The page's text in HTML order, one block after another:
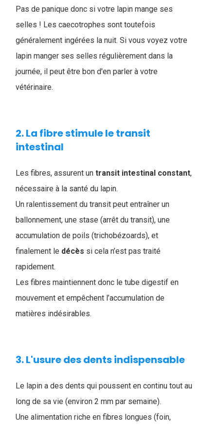
Pas de panique donc si votre lapin mange ses
selles ! Les caecotrophes sont toutefois
généralement ingérées la nuit. Si vous voyez votre
lapin manger ses selles régulièrement dans la
journée, il peut être bon d'en parler à votre
vétérinaire.
2. La fibre stimule le transit
intestinal
Les fibres, assurent un transit intestinal constant,
nécessaire à la santé du lapin.
Un ralentissement du transit peut entraîner un
ballonnement, une stase (arrêt du transit), une
accumulation de poils (trichobézoards), et
finalement le décès si cela n’est pas traité
rapidement.
Les fibres maintiennent donc le tube digestif en
mouvement et empêchent l’accumulation de
matières indésirables.
3. L'usure des dents indispensable
Le lapin a des dents qui poussent en continu tout au
long de sa vie (environ 2 mm par semaine).
Une alimentation riche en fibres longues (foin,